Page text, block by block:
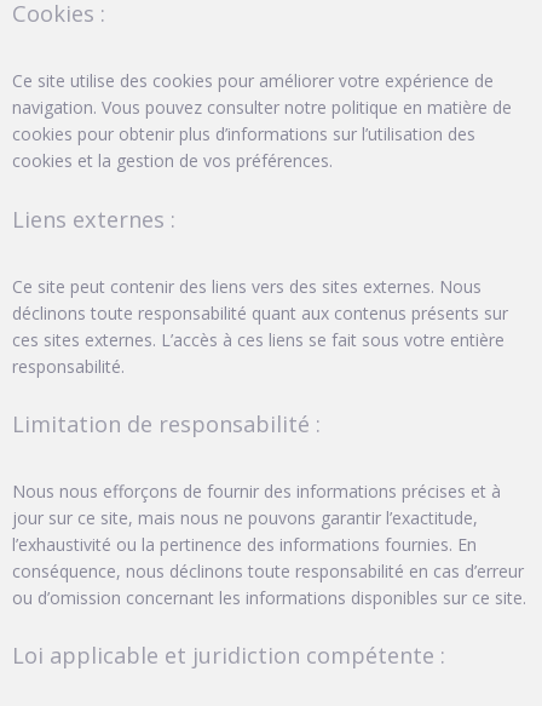
Cookies :
Ce site utilise des cookies pour améliorer votre expérience de
navigation. Vous pouvez consulter notre politique en matière de
cookies pour obtenir plus d’informations sur l’utilisation des
cookies et la gestion de vos préférences.
Liens externes :
Ce site peut contenir des liens vers des sites externes. Nous
déclinons toute responsabilité quant aux contenus présents sur
ces sites externes. L’accès à ces liens se fait sous votre entière
responsabilité.
Limitation de responsabilité :
Nous nous efforçons de fournir des informations précises et à
jour sur ce site, mais nous ne pouvons garantir l’exactitude,
l’exhaustivité ou la pertinence des informations fournies. En
conséquence, nous déclinons toute responsabilité en cas d’erreur
ou d’omission concernant les informations disponibles sur ce site.
Loi applicable et juridiction compétente :